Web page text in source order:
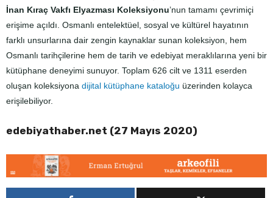
İnan Kıraç Vakfı Elyazması Koleksiyonu’nun tamamı çevrimiçi
erişime açıldı. Osmanlı entelektüel, sosyal ve kültürel hayatının
farklı unsurlarına dair zengin kaynaklar sunan koleksiyon, hem
Osmanlı tarihçilerine hem de tarih ve edebiyat meraklılarına yeni bir
kütüphane deneyimi sunuyor. Toplam 626 cilt ve 1311 eserden
oluşan koleksiyona dijital kütüphane kataloğu üzerinden kolayca
erişilebiliyor.
edebiyathaber.net (27 Mayıs 2020)